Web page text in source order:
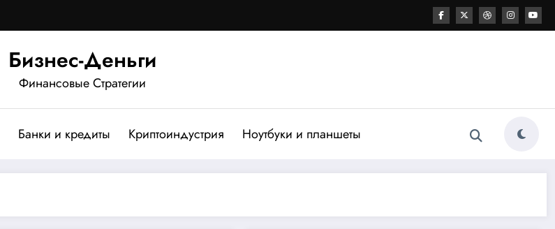
Бизнес-Деньги
Финансовые Стратегии
Банки и кредиты Криптоиндустрия Ноутбуки и планшеты